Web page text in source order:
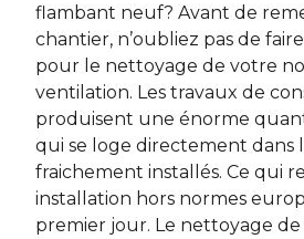
flambant neuf? Avant de
chantier, n’oubliez pas de
pour le nettoyage de votre
ventilation. Les travaux de
produisent une énorme
qui se loge directement dans
fraichement installés. Ce qui
installation hors normes
premier jour. Le nettoyage